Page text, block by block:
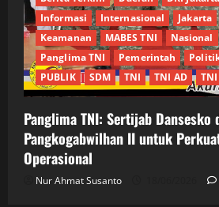
Informasi
Internasional Jakarta
Keamanan
MABES TNI Nasional
Panglima TNI
Pemerintah
PUBLIK
SDM TNI TNI AD
Panglima TNI: Sertijab Dansesko
Pangkogabwilhan II untuk
Operasional
Nur Ahmat Susanto